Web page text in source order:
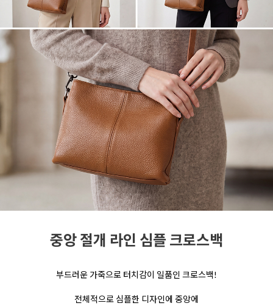
중앙 절개 라인 심플 크로스백
부드러운 가죽으로 터치감이 일품인 크로스백!
전체적으로 심플한 디자인에 중앙에